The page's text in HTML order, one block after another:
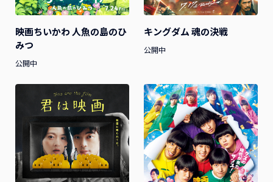
映画ちいかわ 人魚の島のひ
みつ
公開中
キングダム 魂の決戦
公開中